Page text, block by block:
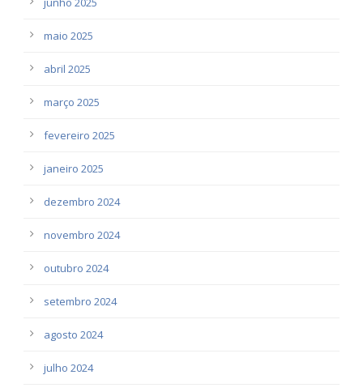
maio 2025
abril 2025
março 2025
fevereiro 2025
janeiro 2025
dezembro 2024
novembro 2024
outubro 2024
setembro 2024
agosto 2024
julho 2024